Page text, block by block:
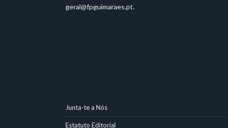
geral@fpguimaraes.pt.
Junta-te a Nós
Estatuto Editorial